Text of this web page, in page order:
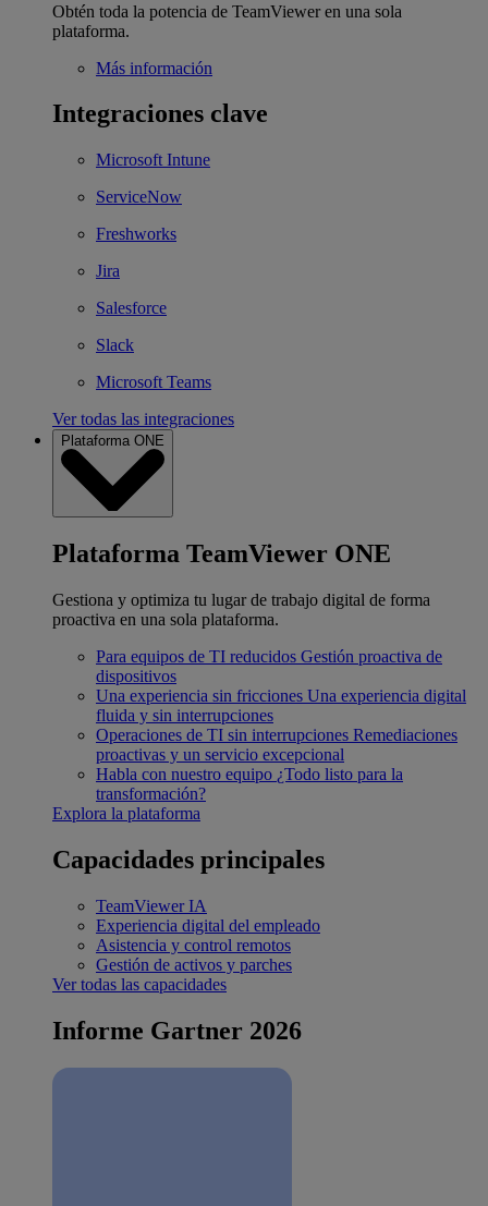
Obtén toda la potencia de TeamViewer en una sola
plataforma.
Más información
Integraciones clave
Microsoft Intune
ServiceNow
Freshworks
Jira
Salesforce
Slack
Microsoft Teams
Ver todas las integraciones
Plataforma ONE
Plataforma TeamViewer ONE
Gestiona y optimiza tu lugar de trabajo digital de forma
proactiva en una sola plataforma.
Para equipos de TI reducidos Gestión proactiva de
dispositivos
Una experiencia sin fricciones Una experiencia digital
fluida y sin interrupciones
Operaciones de TI sin interrupciones Remediaciones
proactivas y un servicio excepcional
Habla con nuestro equipo ¿Todo listo para la
transformación?
Explora la plataforma
Capacidades principales
TeamViewer IA
Experiencia digital del empleado
Asistencia y control remotos
Gestión de activos y parches
Ver todas las capacidades
Informe Gartner 2026